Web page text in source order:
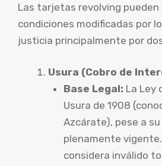
Las tarjetas revolving pueden
condiciones modificadas por
justicia principalmente por
Usura (Cobro de
Base Legal: La Ley
Usura de 1908
Azcárate), pese a
plenamente
considera inválido